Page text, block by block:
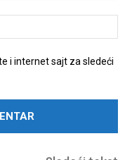
i internet sajt za sledeći